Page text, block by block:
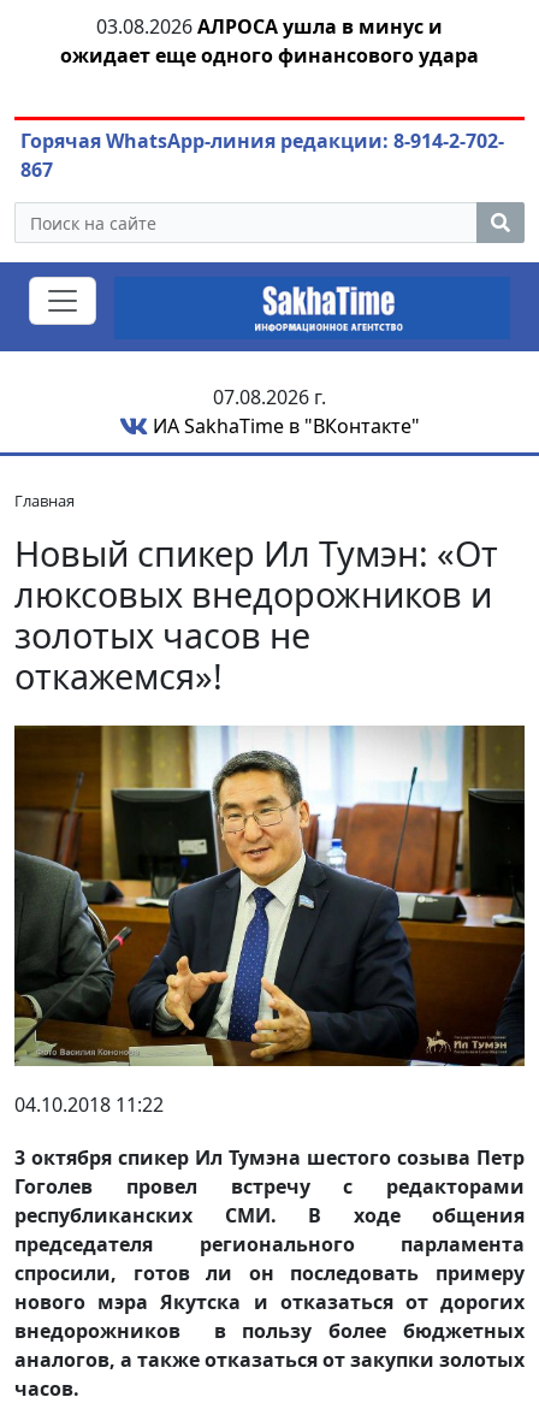
03.08.2026АЛРОСА ушла в минус и
ожидает еще одного финансового удара
Горячая WhatsApp-линия редакции: 8-914-2-702-
867
07.08.2026 г.
ИА SakhaTime в "ВКонтакте"
Главная
Новый спикер Ил Тумэн: «От
люксовых внедорожников и
золотых часов не
откажемся»!
04.10.2018 11:22
3 октября спикер Ил Тумэна шестого созыва Петр
Гоголев провел встречу с редакторами
республиканских СМИ. В ходе общения
председателя регионального парламента
спросили, готов ли он последовать примеру
нового мэра Якутска и отказаться от дорогих
внедорожников в пользу более бюджетных
аналогов, а также отказаться от закупки золотых
часов.